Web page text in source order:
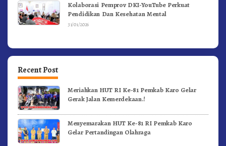
Kolaborasi Pemprov DKI-YouTube Perkuat
Pendidikan Dan Kesehatan Mental
31/01/2026
Recent Post
Meriahkan HUT RI Ke-81 Pemkab Karo Gelar
Gerak Jalan Kemerdekaan.!
Menyemarakan HUT Ke-81 RI Pemkab Karo
Gelar Pertandingan Olahraga